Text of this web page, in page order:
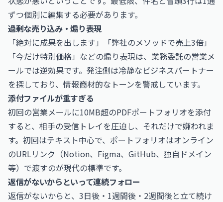
ずつ個別に編集する必要があります。
過剰な売り込み・煽り表現
「絶対に成果を出します」「弊社のメソッドで売上3倍」
「今だけ特別価格」などの煽り表現は、業務委託の営業メ
ールでは逆効果です。発注側は冷静なビジネスパートナー
を探しており、情報商材的なトーンを警戒しています。
添付ファイルが重すぎる
初回の営業メールに10MB超のPDFポートフォリオを添付
すると、相手の受信トレイを圧迫し、それだけで嫌われま
す。初回はテキスト中心で、ポートフォリオはオンライン
のURLリンク（Notion、Figma、GitHub、独自ドメイン
等）で渡すのが現代の標準です。
返信がないからといって連続フォロー
返信がないからと、3日後・1週間後・2週間後と立て続け